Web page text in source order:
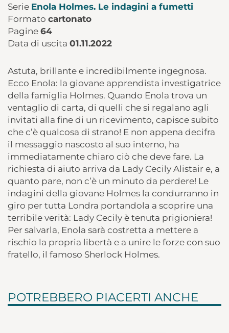
Serie Enola Holmes. Le indagini a fumetti
Formato cartonato
Pagine 64
Data di uscita 01.11.2022
Astuta, brillante e incredibilmente ingegnosa.
Ecco Enola: la giovane apprendista investigatrice
della famiglia Holmes. Quando Enola trova un
ventaglio di carta, di quelli che si regalano agli
invitati alla fine di un ricevimento, capisce subito
che c’è qualcosa di strano! E non appena decifra
il messaggio nascosto al suo interno, ha
immediatamente chiaro ciò che deve fare. La
richiesta di aiuto arriva da Lady Cecily Alistair e, a
quanto pare, non c’è un minuto da perdere! Le
indagini della giovane Holmes la condurranno in
giro per tutta Londra portandola a scoprire una
terribile verità: Lady Cecily è tenuta prigioniera!
Per salvarla, Enola sarà costretta a mettere a
rischio la propria libertà e a unire le forze con suo
fratello, il famoso Sherlock Holmes.
POTREBBERO PIACERTI ANCHE